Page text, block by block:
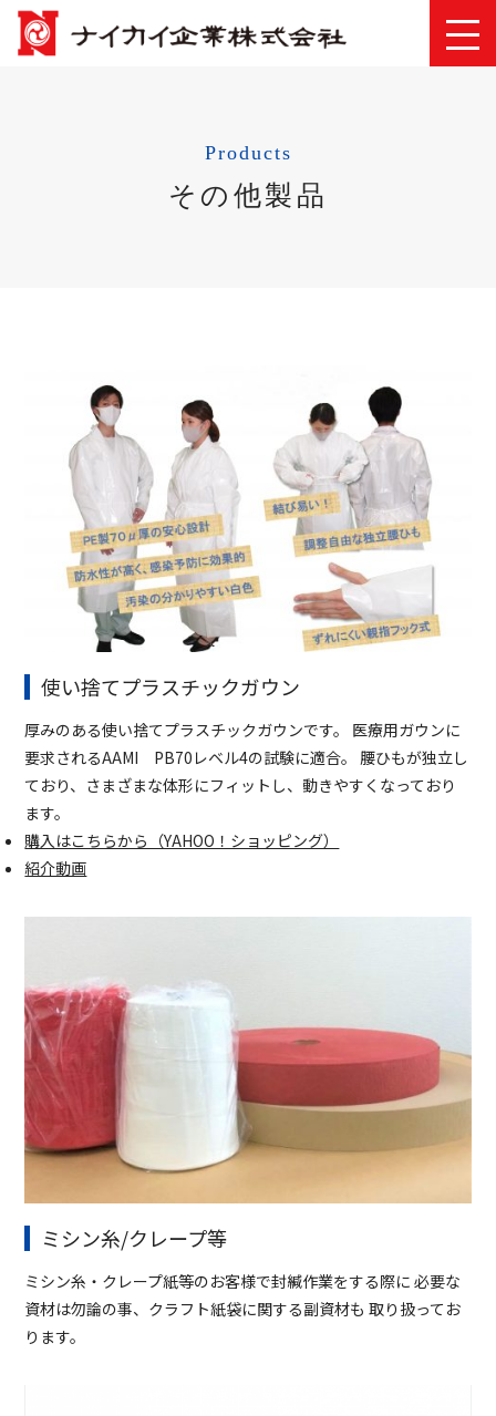
Products
その他製品
使い捨てプラスチックガウン
厚みのある使い捨てプラスチックガウンです。 医療用ガウンに
要求されるAAMI PB70レベル4の試験に適合。 腰ひもが独立し
ており、さまざまな体形にフィットし、動きやすくなっており
ます。
購入はこちらから（YAHOO！ショッピング）
紹介動画
ミシン糸/クレープ等
ミシン糸・クレープ紙等のお客様で封緘作業をする際に 必要な
資材は勿論の事、クラフト紙袋に関する副資材も 取り扱ってお
ります。